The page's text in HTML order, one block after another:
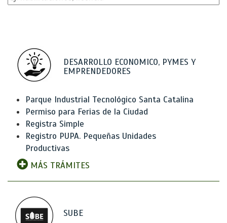
DESARROLLO ECONOMICO, PYMES Y
EMPRENDEDORES
Parque Industrial Tecnológico Santa Catalina
Permiso para Ferias de la Ciudad
Registra Simple
Registro PUPA. Pequeñas Unidades
Productivas
MÁS TRÁMITES
SUBE